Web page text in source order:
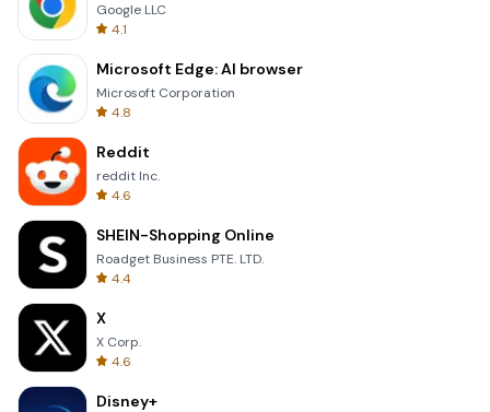
Google LLC
4.1
Microsoft Edge: AI browser
Microsoft Corporation
4.8
Reddit
reddit Inc.
4.6
SHEIN-Shopping Online
Roadget Business PTE. LTD.
4.4
X
X Corp.
4.6
Disney+